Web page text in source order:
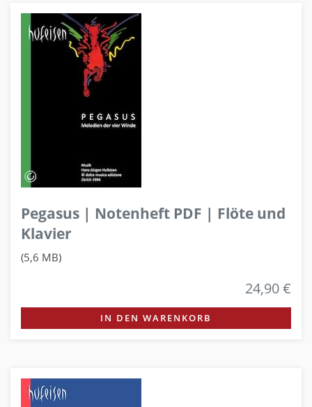
Pegasus | Notenheft PDF | Flöte und
Klavier
(5,6 MB)
24,90 €
IN DEN WARENKORB